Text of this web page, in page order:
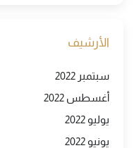
الأرشيف
سبتمبر 2022
أغسطس 2022
يوليو 2022
يونيو 2022